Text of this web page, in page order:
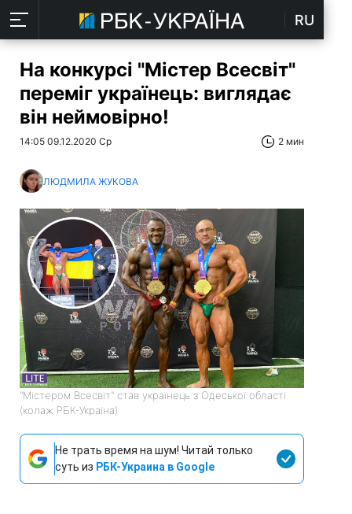
RU
На конкурсі "Містер Всесвіт"
переміг українець: виглядає
він неймовірно!
14:05 09.12.2020 Ср 2 мин
ЛЮДМИЛА ЖУКОВА
"Містером Всесвіт" став українець з Одеської області
(колаж РБК-Україна)
Не трать время на шум! Читай только
суть из РБК-Украина в Google